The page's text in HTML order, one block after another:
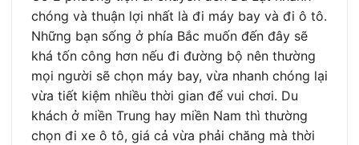
chóng và thuận lợi nhất là đi máy bay và đi ô tô.
Những bạn sống ở phía Bắc muốn đến đây sẽ
khá tốn công hơn nếu đi đường bộ nên thường
mọi người sẽ chọn máy bay, vừa nhanh chóng lại
vừa tiết kiệm nhiều thời gian để vui chơi. Du
khách ở miền Trung hay miền Nam thì thường
chọn đi xe ô tô, giá cả vừa phải chăng mà thời